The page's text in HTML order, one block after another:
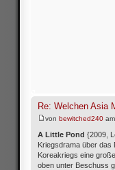
Re: Welchen Asia
von bewitched240
A Little Pond {2009,
Kriegsdrama über das
Koreakriegs eine
oben unter Beschuss